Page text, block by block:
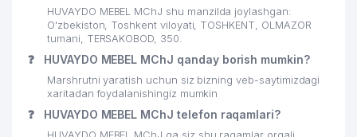
25
SHKENT SHAHAR SUV TA'MINOTI
MChJ
381 м
26
GENERAL MACHINERY TRADING
385 м
27
SHAYXONTOHUR TUMANI
BANDLIKKA KO'MAKLASHISH
MARKAZI
HUVAYDO MEBEL MChJ shu manzilda joylashgan:
O'zbekiston, Toshkent viloyati, TOSHKENT, OLMAZOR
tumani, TERSAKOBOD, 350.
❓ HUVAYDO MEBEL MChJ qanday borish mumkin?
Marshrutni yaratish uchun siz bizning veb-saytimizdagi
xaritadan foydalanishingiz mumkin
❓ HUVAYDO MEBEL MChJ telefon raqamlari?